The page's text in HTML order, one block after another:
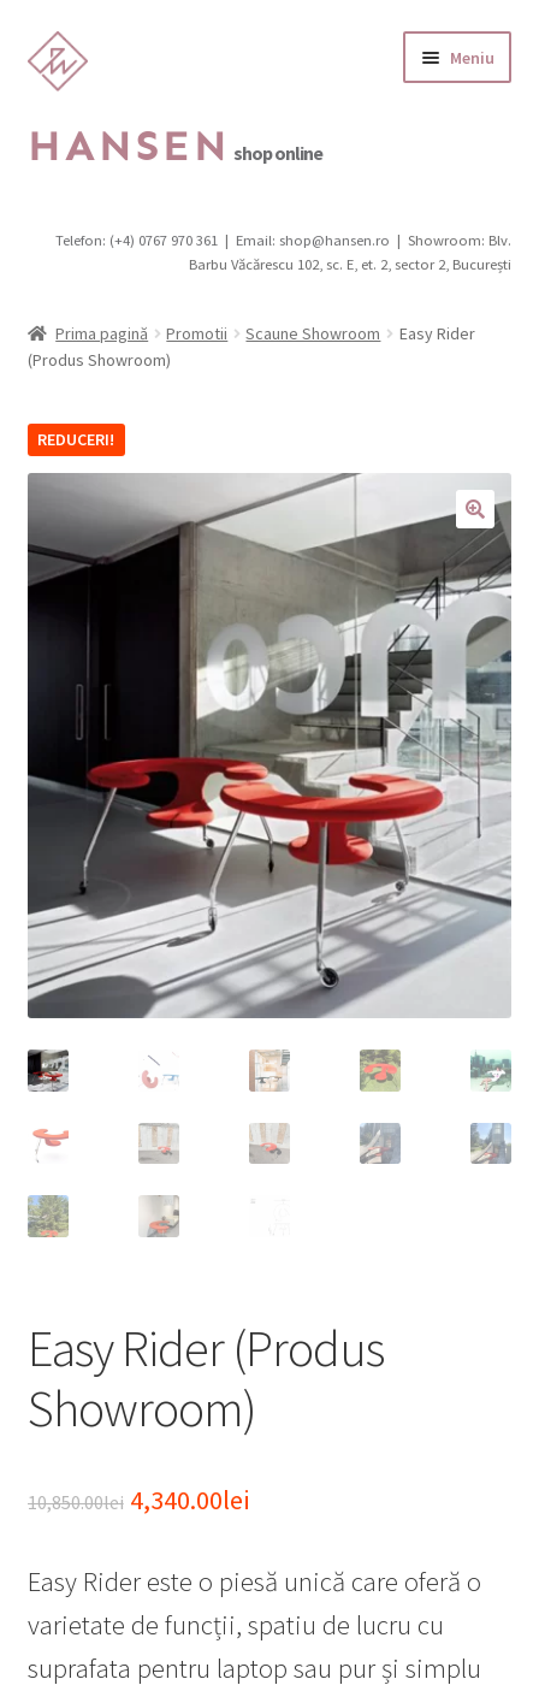
Sari
la
Sari
la
HANSEN shop online
Meniu
Extinde
Scaune
Extinde
Birouri
meniul
copil
Mobilier de grădină
Extinde
meniul
copil
Organoid (tapet & auto-colant)
Extinde
meniul
copil
Despre noi
Contact
Telefon: (+4) 0767 970 361 | Email: shop@hansen.ro |Showroom: Blv.
Barbu Văcărescu 102, sc. E, et. 2, sector 2, București
Prima pagină Promotii Scaune Showroom
Easy Rider
(Produs Showroom)
REDUCERI!
Easy Rider (Produs
Showroom)
10,850.00lei Prețul
a
fost:
10,850.00lei.
4,340.00lei
este:
4,340.00lei.
Easy Rider este o piesă unică care oferă o
varietate de funcții, spatiu de lucru cu
suprafata pentru laptop sau pur și simplu